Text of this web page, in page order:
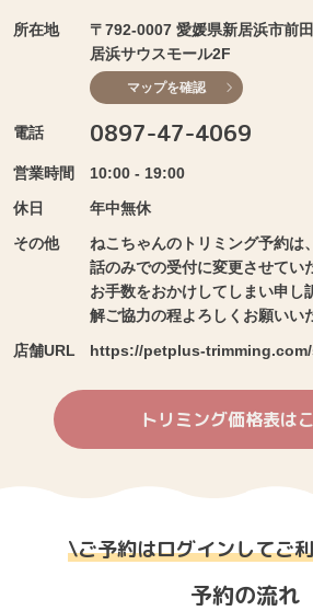
所在地
〒792-0007 愛媛県新居浜市前
居浜サウスモール2F
マップを確認
電話 0897-47-4069
営業時間
10:00 - 19:00
休日
年中無休
その他
ねこちゃんのトリミング予約は
話のみでの受付に変更させてい
お手数をおかけしてしまい申し
解ご協力の程よろしくお願いい
店舗URL
https://petplus-
トリミング価格表は
\ご予約はログインしてご
予約の流れ